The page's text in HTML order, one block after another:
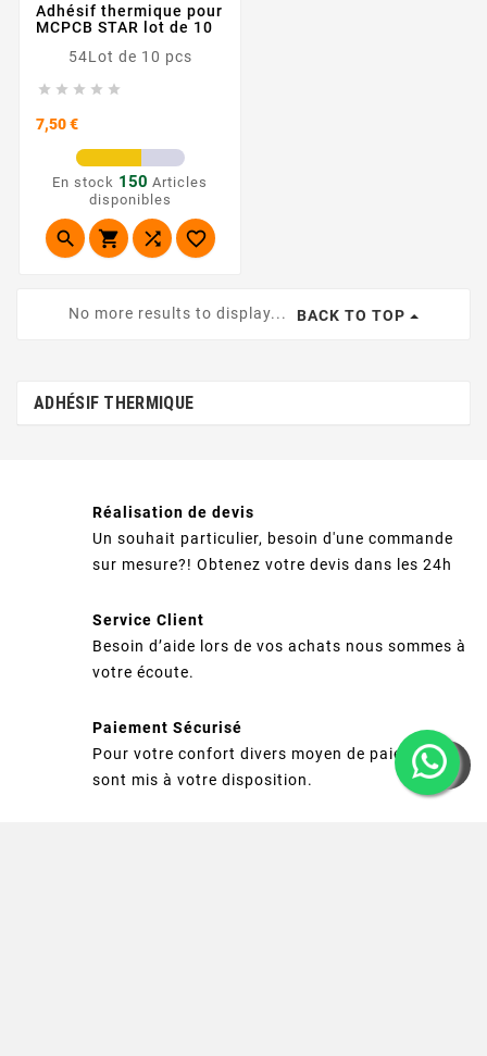
Adhésif thermique pour
MCPCB STAR lot de 10
54Lot de 10 pcs
    
7,50 €Prix
En stock 150 Articles
disponibles
   
No more results to display... BACK TO TOP
ADHÉSIF THERMIQUE
Réalisation de devis
Un souhait particulier, besoin d'une commande
sur mesure?! Obtenez votre devis dans les 24h
Service Client
Besoin d’aide lors de vos achats nous sommes à
votre écoute.
Paiement Sécurisé
Pour votre confort divers moyen de paiement
sont mis à votre disposition.